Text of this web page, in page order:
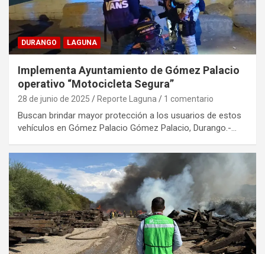
DURANGO LAGUNA
Implementa Ayuntamiento de Gómez Palacio
operativo “Motocicleta Segura”
28 de junio de 2025 Reporte Laguna 1 comentario
Buscan brindar mayor protección a los usuarios de estos
vehículos en Gómez Palacio Gómez Palacio, Durango.-…